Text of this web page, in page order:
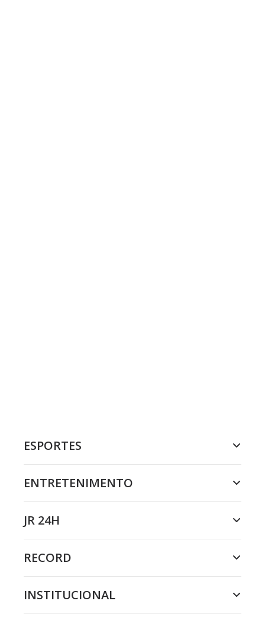
ESPORTES
ENTRETENIMENTO
JR 24H
RECORD
INSTITUCIONAL